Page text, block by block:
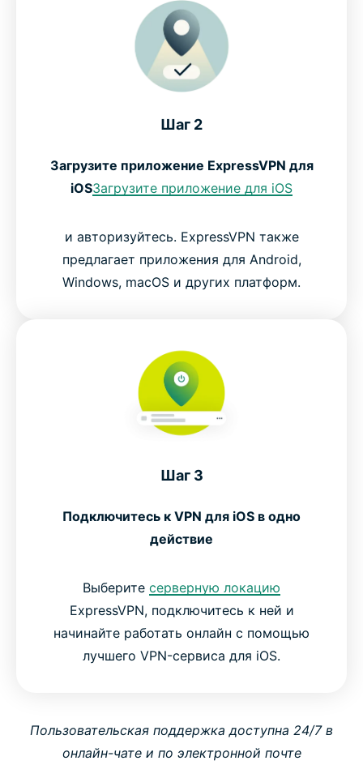
Шаг 2
Загрузите приложение ExpressVPN для
iOSЗагрузите приложение для iOS
и авторизуйтесь. ExpressVPN также
предлагает приложения для Android,
Windows, macOS и других платформ.
Шаг 3
Подключитесь к VPN для iOS в одно
действие
Выберите серверную локацию
ExpressVPN, подключитесь к ней и
начинайте работать онлайн с помощью
лучшего VPN-сервиса для iOS.
Пользовательская поддержка доступна 24/7 в
онлайн-чате и по электронной почте